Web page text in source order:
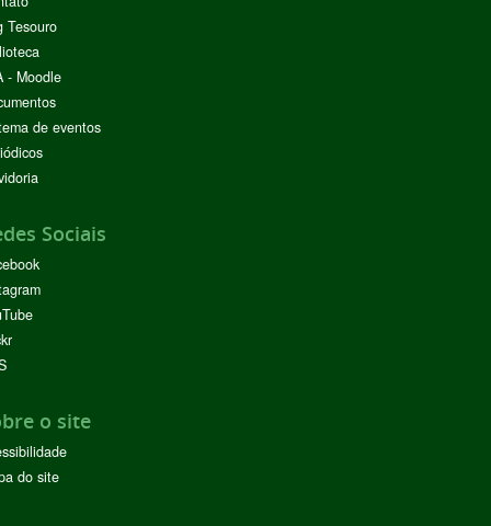
Tesouro
- Moodle
de eventos
Sociais
o site
do site